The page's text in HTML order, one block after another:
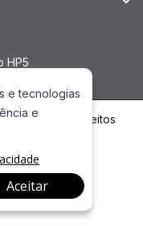
HP5
Todos os Direitos
e tecnologias
e
Aceitar